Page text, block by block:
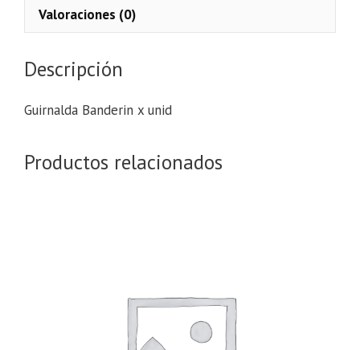
Valoraciones (0)
Descripción
Guirnalda Banderin x unid
Productos relacionados